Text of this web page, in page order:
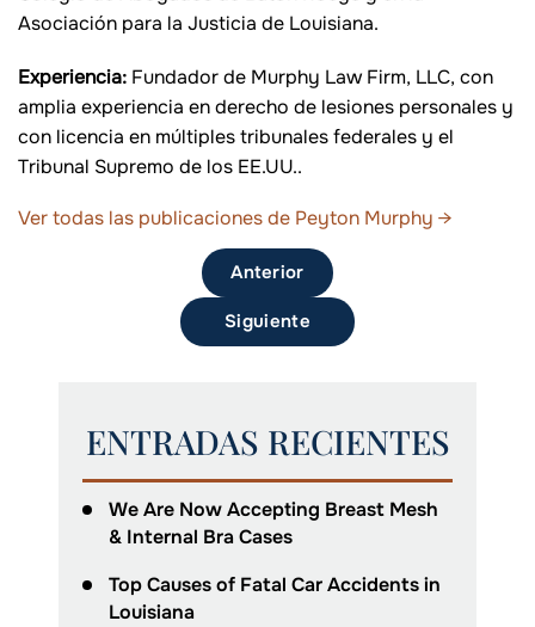
Asociación para la Justicia de Louisiana.
Experiencia: Fundador de Murphy Law Firm, LLC, con
amplia experiencia en derecho de lesiones personales y
con licencia en múltiples tribunales federales y el
Tribunal Supremo de los EE.UU..
Ver todas las publicaciones de Peyton Murphy →
Anterior
Siguiente
ENTRADAS RECIENTES
We Are Now Accepting Breast Mesh
& Internal Bra Cases
Top Causes of Fatal Car Accidents in
Louisiana